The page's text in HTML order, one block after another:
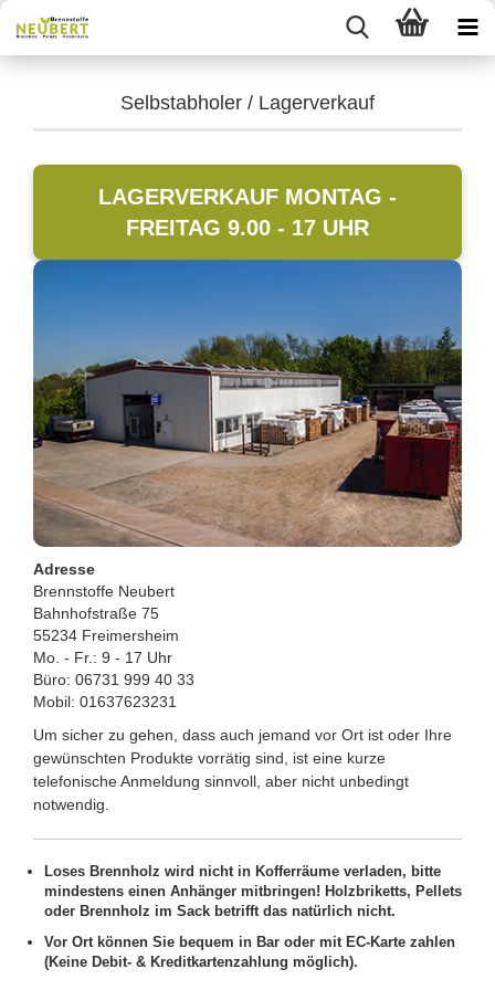
Selbstabholer / Lagerverkauf
LAGERVERKAUF MONTAG -
FREITAG 9.00 - 17 UHR
Adresse
Brennstoffe Neubert
Bahnhofstraße 75
55234 Freimersheim
Mo. - Fr.: 9 - 17 Uhr
Büro: 06731 999 40 33
Mobil: 01637623231
Um sicher zu gehen, dass auch jemand vor Ort ist oder Ihre
gewünschten Produkte vorrätig sind, ist eine kurze
telefonische Anmeldung sinnvoll, aber nicht unbedingt
notwendig.
Loses Brennholz wird nicht in Kofferräume verladen, bitte
mindestens einen Anhänger mitbringen! Holzbriketts, Pellets
oder Brennholz im Sack betrifft das natürlich nicht.
Vor Ort können Sie bequem in Bar oder mit EC-Karte zahlen
(Keine Debit- & Kreditkartenzahlung möglich).